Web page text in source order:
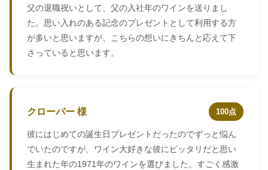
父の退職祝いとして、父の入社年のワインを送りまし
た。思い入れのある記念のプレゼントとして利用する方
が多いと思いますが、こちらの想いにきちんと応えて下
さっていると思います。
クローバー 様 100点
彼にはじめての誕生日プレゼントだったのでずっと悩ん
でいたのですが、ワイン大好きな彼にピッタリだと思い
生まれた年の1971年のワインを選びました。すごく感激